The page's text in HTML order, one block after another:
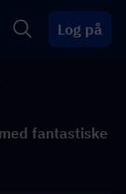
Log på
fantastiske